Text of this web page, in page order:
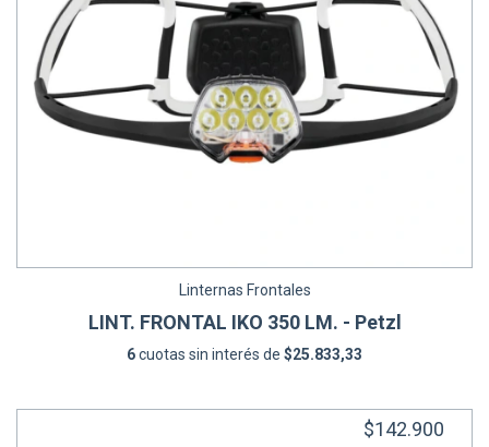
Linternas Frontales
LINT. FRONTAL IKO 350 LM. - Petzl
6cuotas sin interés de $25.833,33
$142.900